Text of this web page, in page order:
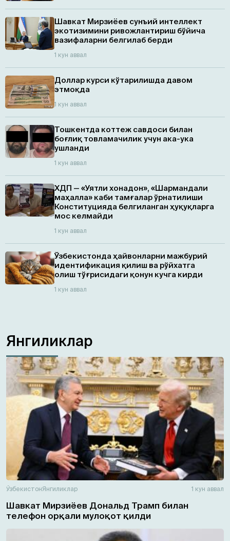
Шавкат Мирзиёев сунъий интеллект
экотизимини ривожлантириш бўйича
вазифаларни белгилаб берди
1 кун аввал
Доллар курси кўтарилишда давом
этмоқда
1 кун аввал
Тошкентда коттеж савдоси билан
боғлиқ товламачилик учун ака-ука
ушланди
1 кун аввал
ХДП — «Уятли хонадон», «Шармандали
маҳалла» каби тамғалар ўрнатилиши
Конституцияда белгиланган ҳуқуқларга
мос келмайди
1 кун аввал
Ўзбекистонда ҳайвонларни мажбурий
идентификация қилиш ва рўйхатга
олиш тўғрисидаги қонун кучга кирди
1 кун аввал
Янгиликлар
ЎзбекистонЯнгиликлар 1 кун аввал
Шавкат Мирзиёев Дональд Трамп билан
телефон орқали мулоқот қилди